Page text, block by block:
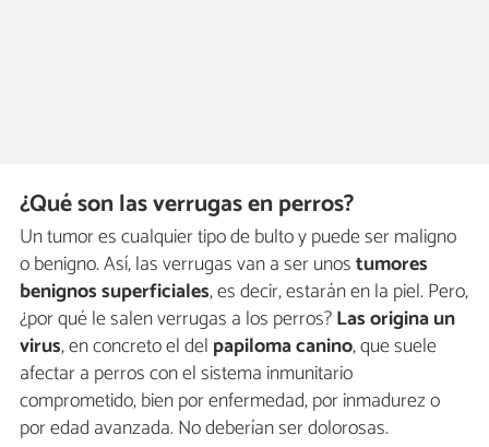
¿Qué son las verrugas en perros?
Un tumor es cualquier tipo de bulto y puede ser maligno
o benigno. Así, las verrugas van a ser unostumores
benignos superficiales, es decir, estarán en la piel. Pero,
¿por qué le salen verrugas a los perros?Las origina un
virus, en concreto el del papiloma canino, que suele
afectar a perros con el sistema inmunitario
comprometido, bien por enfermedad, por inmadurez o
por edad avanzada. No deberían ser dolorosas.